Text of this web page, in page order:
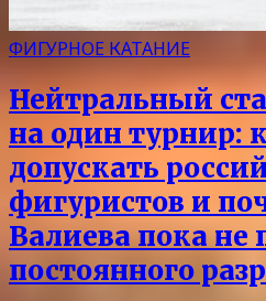
ФИГУРНОЕ КАТАНИЕ
Нейтральный
на один турнир:
допускать
фигуристов и
Валиева пока не
постоянного